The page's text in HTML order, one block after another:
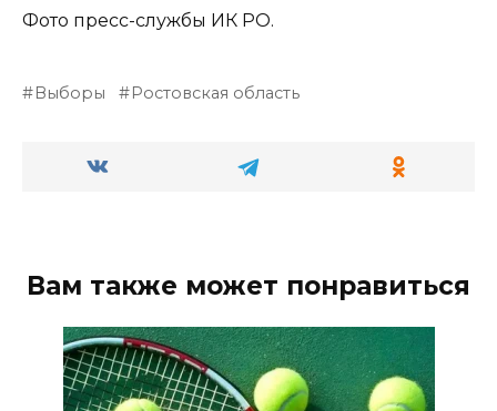
Фото пресс-службы ИК РО.
Выборы Ростовская область
Вам также может понравиться